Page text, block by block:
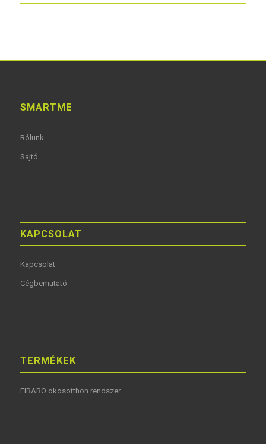
SMARTME
Rólunk
Sajtó
KAPCSOLAT
Kapcsolat
Cégbemutató
TERMÉKEK
FIBARO okosotthon rendszer